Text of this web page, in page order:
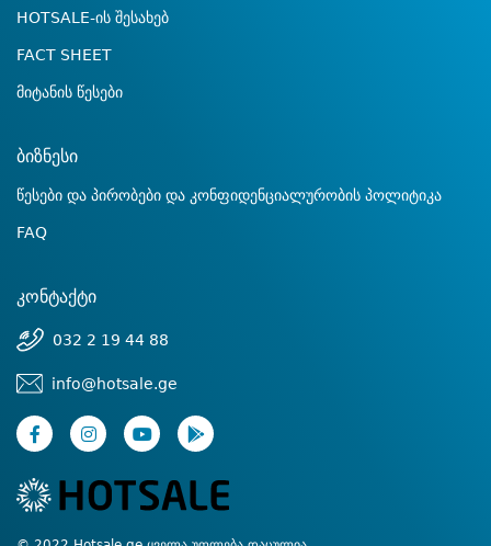
HOTSALE-ის შესახებ
FACT SHEET
მიტანის წესები
ბიზნესი
წესები და პირობები და კონფიდენციალურობის პოლიტიკა
FAQ
კონტაქტი
032 2 19 44 88
info@hotsale.ge